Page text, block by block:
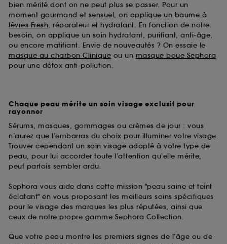
bien mérité dont on ne peut plus se passer. Pour un
moment gourmand et sensuel, on applique un baume à
lèvres Fresh, réparateur et hydratant. En fonction de notre
besoin, on applique un soin hydratant, purifiant, anti-âge,
ou encore matifiant. Envie de nouveautés ? On essaie le
masque au charbon Clinique ou un masque boue Sephora
pour une détox anti-pollution.
Chaque peau mérite un soin visage exclusif pour
rayonner
Sérums, masques, gommages ou crèmes de jour : vous
n’aurez que l’embarras du choix pour illuminer votre visage.
Trouver cependant un soin visage adapté à votre type de
peau, pour lui accorder toute l’attention qu’elle mérite,
peut parfois sembler ardu.
Sephora vous aide dans cette mission "peau saine et teint
éclatant" en vous proposant les meilleurs soins spécifiques
pour le visage des marques les plus réputées, ainsi que
ceux de notre propre gamme Sephora Collection.
Que votre peau montre les premiers signes de l’âge ou de